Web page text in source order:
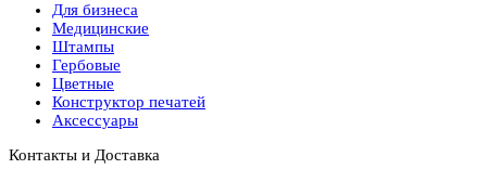
Для бизнеса
Медицинские
Штампы
Гербовые
Цветные
Конструктор печатей
Аксессуары
Контакты и Доставка